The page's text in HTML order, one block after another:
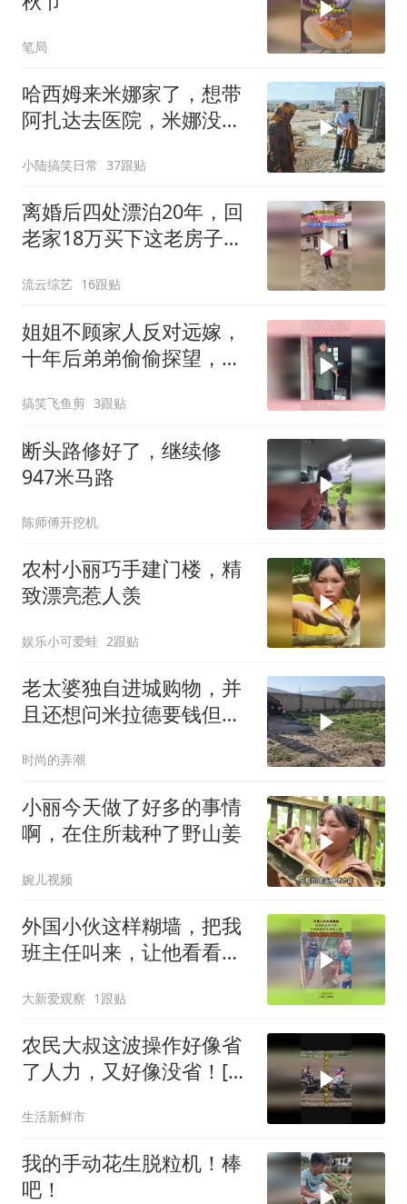
笔局
哈西姆来米娜家了，想带
阿扎达去医院，米娜没答
小陆搞笑日常 37跟贴
离婚后四处漂泊20年，回
老家18万买下这老房子，
流云综艺 16跟贴
姐姐不顾家人反对远嫁，
十年后弟弟偷偷探望，所
搞笑飞鱼剪 3跟贴
断头路修好了，继续修
947米马路
陈师傅开挖机
农村小丽巧手建门楼，精
致漂亮惹人羡
娱乐小可爱蛙 2跟贴
老太婆独自进城购物，并
且还想问米拉德要钱但被
时尚的弄潮
小丽今天做了好多的事情
啊，在住所栽种了野山姜
婉儿视频
外国小伙这样糊墙，把我
班主任叫来，让他看看烂
大新爱观察 1跟贴
农民大叔这波操作好像省
了人力，又好像没省！[捂
生活新鲜市
我的手动花生脱粒机！棒
吧！